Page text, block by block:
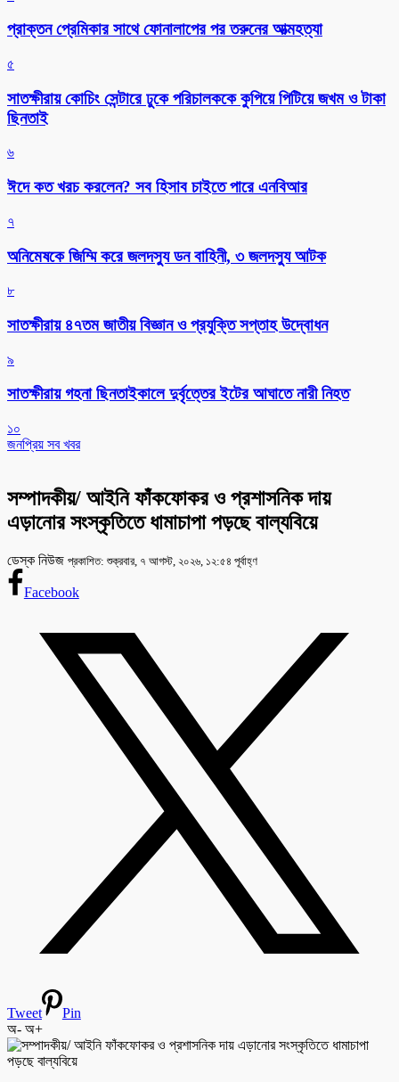
প্রাক্তন প্রেমিকার সাথে ফোনালাপের পর তরুনের আত্মহত্যা
৫
সাতক্ষীরায় কোচিং সেন্টারে ঢুকে পরিচালককে কুপিয়ে পিটিয়ে জখম ও টাকা
ছিনতাই
৬
ঈদে কত খরচ করলেন? সব হিসাব চাইতে পারে এনবিআর
৭
অনিমেষকে জিম্মি করে জলদস্যু ডন বাহিনী, ৩ জলদস্যু আটক
৮
সাতক্ষীরায় ৪৭তম জাতীয় বিজ্ঞান ও প্রযুক্তি সপ্তাহ উদ্বোধন
৯
সাতক্ষীরায় গহনা ছিনতাইকালে দুর্বৃত্তের ইটের আঘাতে নারী নিহত
১০
জনপ্রিয় সব খবর
সম্পাদকীয়/ আইনি ফাঁকফোকর ও প্রশাসনিক দায়
এড়ানোর সংস্কৃতিতে ধামাচাপা পড়ছে বাল্যবিয়ে
ডেস্ক নিউজ প্রকাশিত: শুক্রবার, ৭ আগস্ট, ২০২৬, ১২:৫৪ পূর্বাহ্ণ
Facebook
Tweet
Pin
অ- অ+